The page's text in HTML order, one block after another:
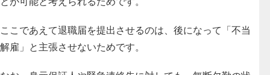
ここであえて退職届を提出させるのは、後になって「不当
解雇」と主張させないためです。